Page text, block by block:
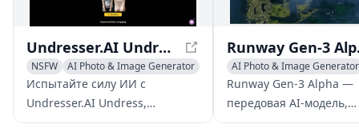
Undresser.AI Undress
NSFW AI Photo & Image Generator
Испытайте силу ИИ с
Undresser.AI Undress,
революционным
AI Photo & Image Generator
Writing Assistants
AI Art &Design Creator
Runway Gen-3 Alpha —
передовая AI-модель,
позволяющая быстро,